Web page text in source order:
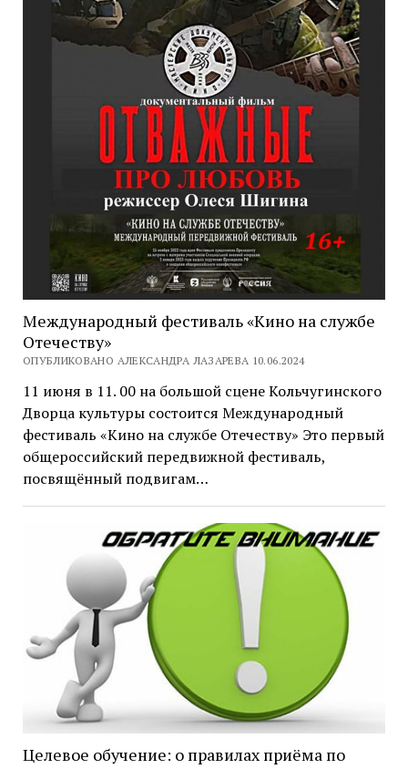
Международный фестиваль «Кино на службе
Отечеству»
ОПУБЛИКОВАНО АЛЕКСАНДРА ЛАЗАРЕВА 10.06.2024
11 июня в 11. 00 на большой сцене Кольчугинского
Дворца культуры состоится Международный
фестиваль «Кино на службе Отечеству» Это первый
общероссийский передвижной фестиваль,
посвящённый подвигам…
Целевое обучение: о правилах приёма по